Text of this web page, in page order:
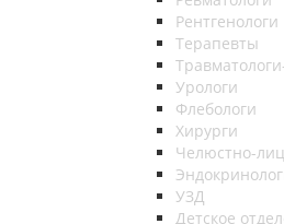
Рентгенологи
Терапевты
Урологи
Флебологи
Хирурги
Челюстно-
УЗД
Детское